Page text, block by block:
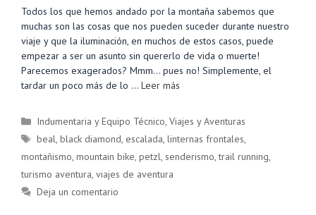
Todos los que hemos andado por la montaña sabemos que
muchas son las cosas que nos pueden suceder durante nuestro
viaje y que la iluminación, en muchos de estos casos, puede
empezar a ser un asunto sin quererlo de vida o muerte!
Parecemos exagerados? Mmm… pues no! Simplemente, el
tardar un poco más de lo … Leer más
Categorías
Indumentaria y Equipo Técnico,Viajes y Aventuras
Etiquetas
beal,black diamond, escalada,linternas frontales,
montañismo, mountain bike, petzl, senderismo,trail running,
turismo aventura, viajes de aventura
Deja un comentario